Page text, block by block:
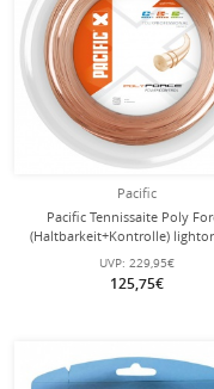
Pacific
Pacific Tennissaite Poly
(Haltbarkeit+Kontrolle)
200m Rolle
UVP: 229,95€
125,75€